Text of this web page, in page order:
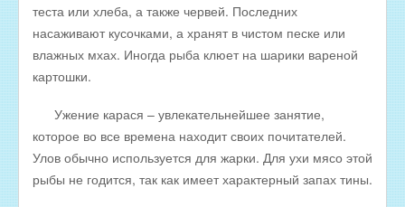
теста или хлеба, а также червей. Последних
насаживают кусочками, а хранят в чистом песке или
влажных мхах. Иногда рыба клюет на шарики вареной
картошки.
Ужение карася – увлекательнейшее занятие,
которое во все времена находит своих почитателей.
Улов обычно используется для жарки. Для ухи мясо этой
рыбы не годится, так как имеет характерный запах тины.